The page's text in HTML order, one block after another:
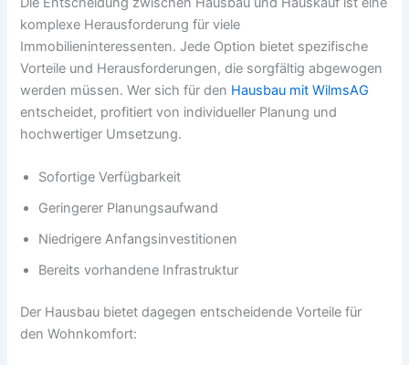
komplexe Herausforderung für viele
Immobilieninteressenten. Jede Option bietet spezifische
Vorteile und Herausforderungen, die sorgfältig abgewogen
werden müssen. Wer sich für den Hausbau mit WilmsAG
entscheidet, profitiert von individueller Planung und
hochwertiger Umsetzung.
Sofortige Verfügbarkeit
Geringerer Planungsaufwand
Niedrigere Anfangsinvestitionen
Bereits vorhandene Infrastruktur
Der Hausbau bietet dagegen entscheidende Vorteile für
den Wohnkomfort: